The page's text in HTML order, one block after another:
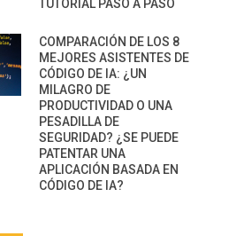
TUTORIAL PASO A PASO
COMPARACIÓN DE LOS 8
MEJORES ASISTENTES DE
CÓDIGO DE IA: ¿UN
MILAGRO DE
PRODUCTIVIDAD O UNA
PESADILLA DE
SEGURIDAD? ¿SE PUEDE
PATENTAR UNA
APLICACIÓN BASADA EN
CÓDIGO DE IA?